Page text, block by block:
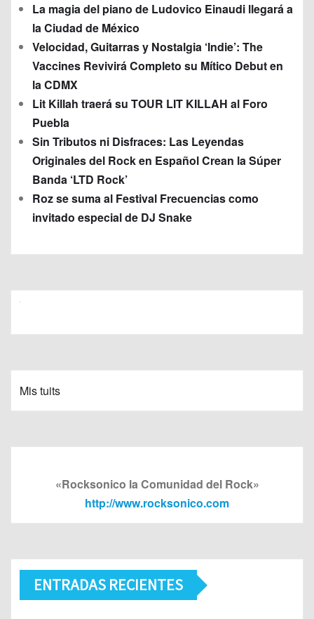
La magia del piano de Ludovico Einaudi llegará a
la Ciudad de México
Velocidad, Guitarras y Nostalgia ‘Indie’: The
Vaccines Revivirá Completo su Mítico Debut en
la CDMX
Lit Killah traerá su TOUR LIT KILLAH al Foro
Puebla
Sin Tributos ni Disfraces: Las Leyendas
Originales del Rock en Español Crean la Súper
Banda ‘LTD Rock’
Roz se suma al Festival Frecuencias como
invitado especial de DJ Snake
Mis tuits
«Rocksonico la Comunidad del Rock»
http://www.rocksonico.com
ENTRADAS RECIENTES